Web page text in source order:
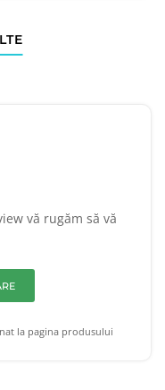
vă rugăm să vă
la pagina produsului